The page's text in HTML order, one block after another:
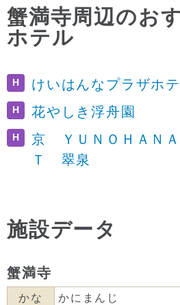
蟹満寺周辺のお
ホテル
H けいはんなプラザホ
H 花やしき浮舟園
H
京 ＹＵＮＯＨＡＮ
Ｔ 翠泉
施設データ
蟹満寺
かな
かにまんじ